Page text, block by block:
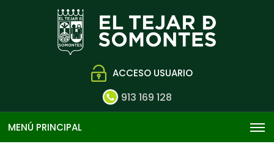
ACCESO USUARIO
913 169 128
MENÚ PRINCIPAL